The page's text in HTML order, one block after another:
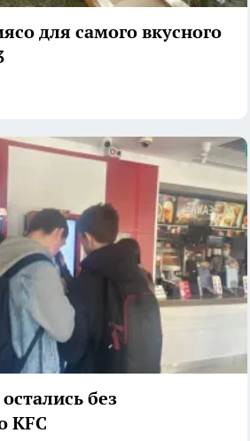
для самого вкусного
без
KFC